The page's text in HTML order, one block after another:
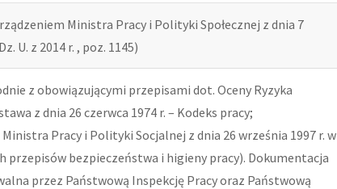
Ministra Pracy i Polityki Społecznej z dnia 7
U. z 2014 r. , poz. 1145)
z obowiązującymi przepisami dot. Oceny Ryzyka
z dnia 26 czerwca 1974 r. – Kodeks pracy;
Pracy i Polityki Socjalnej z dnia 26 września 1997 r. w
przepisów bezpieczeństwa i higieny pracy). Dokumentacja
przez Państwową Inspekcję Pracy oraz Państwową